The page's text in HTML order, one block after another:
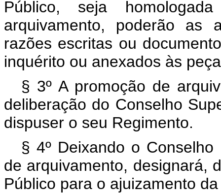
Público, seja
arquivamento, poderão as
razões escritas ou
inquérito ou anexados às
§ 3º A promoção de
deliberação do Conselho
dispuser o seu Regimento.
§ 4º Deixando o
de arquivamento, designará,
Público para o ajuizamento